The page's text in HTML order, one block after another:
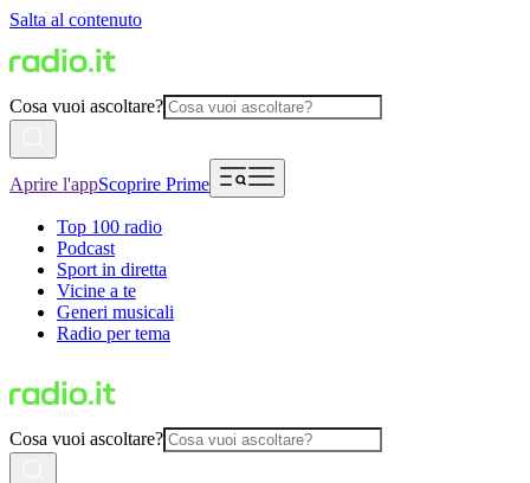
Salta al contenuto
Cosa vuoi ascoltare?
Aprire l'appScoprire Prime
Top 100 radio
Podcast
Sport in diretta
Vicine a te
Generi musicali
Radio per tema
Cosa vuoi ascoltare?